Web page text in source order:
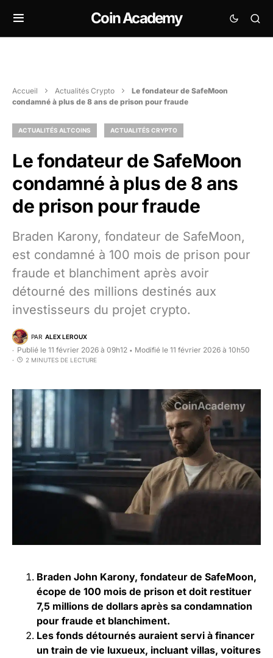
Coin Academy
Accueil Actualités Crypto
Le fondateur de SafeMoon
condamné à plus de 8 ans de prison pour fraude
ACTUALITÉS ALTCOINS ACTUALITÉS CRYPTO
Le fondateur de SafeMoon
condamné à plus de 8 ans
de prison pour fraude
Braden Karony, fondateur de SafeMoon,
est condamné à 100 mois de prison pour
fraude et blanchiment après avoir
détourné des millions destinés aux
investisseurs du projet crypto.
PAR ALEX LEROUX
Publié le 11 février 2026 à 09h12 • Modifié le 11 février 2026 à 10h50
2 MINUTES DE LECTURE
Braden John Karony, fondateur de SafeMoon,
écope de 100 mois de prison et doit restituer
7,5 millions de dollars après sa condamnation
pour fraude et blanchiment.
Les fonds détournés auraient servi à financer
un train de vie luxueux, incluant villas, voitures